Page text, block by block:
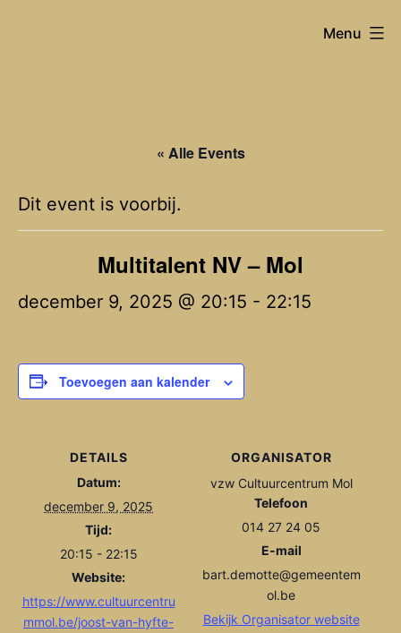
Menu
« Alle Events
Dit event is voorbij.
Multitalent NV – Mol
december 9, 2025 @ 20:15 - 22:15
Toevoegen aan kalender
DETAILS
Datum:
december 9, 2025
Tijd:
20:15 - 22:15
Website:
https://www.cultuurcentru
mmol.be/joost-van-hyfte-
ORGANISATOR
vzw Cultuurcentrum Mol
Telefoon
014 27 24 05
E-mail
bart.demotte@gemeentem
ol.be
Bekijk Organisator website